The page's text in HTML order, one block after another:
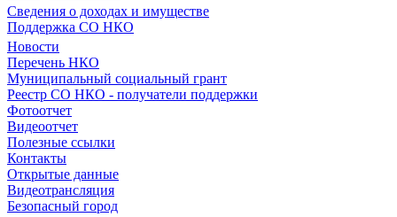
Сведения о доходах и имуществе
Поддержка СО НКО
Новости
Перечень НКО
Муниципальный социальный грант
Реестр СО НКО - получатели поддержки
Фотоотчет
Видеоотчет
Полезные ссылки
Контакты
Открытые данные
Видеотрансляция
Безопасный город